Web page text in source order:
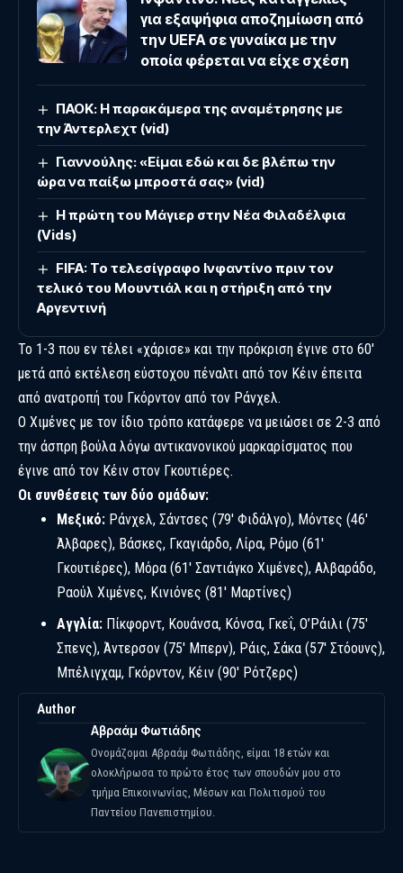
για εξαψήφια αποζημίωση από
την UEFA σε γυναίκα με την
οποία φέρεται να είχε σχέση
ΠΑΟΚ: Η παρακάμερα της αναμέτρησης με
την Άντερλεχτ (vid)
Γιαννούλης: «Είμαι εδώ και δε βλέπω την
ώρα να παίξω μπροστά σας» (vid)
Η πρώτη του Μάγιερ στην Νέα Φιλαδέλφια
(Vids)
FIFA: Το τελεσίγραφο Ινφαντίνο πριν τον
τελικό του Μουντιάλ και η στήριξη από την
Αργεντινή
Το 1-3 που εν τέλει «χάρισε» και την πρόκριση έγινε στο 60′
μετά από εκτέλεση εύστοχου πέναλτι από τον Κέιν έπειτα
από ανατροπή του Γκόρντον από τον Ράνχελ.
Ο Χιμένες με τον ίδιο τρόπο κατάφερε να μειώσει σε 2-3 από
την άσπρη βούλα λόγω αντικανονικού μαρκαρίσματος που
έγινε από τον Κέιν στον Γκουτιέρες.
Οι συνθέσεις των δύο ομάδων:
Μεξικό: Ράνχελ, Σάντσες (79′ Φιδάλγο), Μόντες (46′
Άλβαρες), Βάσκες, Γκαγιάρδο, Λίρα, Ρόμο (61′
Γκουτιέρες), Μόρα (61′ Σαντιάγκο Χιμένες), Αλβαράδο,
Ραούλ Χιμένες, Κινιόνες (81′ Μαρτίνες)
Αγγλία: Πίκφορντ, Κουάνσα, Κόνσα, Γκεΐ, Ο’Ράιλι (75′
Σπενς), Άντερσον (75′ Μπερν), Ράις, Σάκα (57′ Στόουνς),
Μπέλιγχαμ, Γκόρντον, Κέιν (90′ Ρότζερς)
Author
Αβραάμ Φωτιάδης
Ονομάζομαι Αβραάμ Φωτιάδης, είμαι 18 ετών και
ολοκλήρωσα το πρώτο έτος των σπουδών μου στο
τμήμα Επικοινωνίας, Μέσων και Πολιτισμού του
Παντείου Πανεπιστημίου.